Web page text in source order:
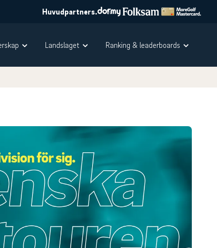
Huvudpartners.
Landslaget Ranking & leaderboards